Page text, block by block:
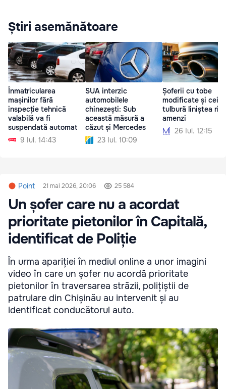
Știri asemănătoare
Înmatricularea
mașinilor fără
inspecție tehnică
valabilă va fi
suspendată automat
9 Iul. 14:43
SUA interzic
automobilele
chinezești: Sub
această măsură a
căzut și Mercedes
23 Iul. 10:09
Șoferii cu tobe
modificate și cei
tulbură liniștea
amenzi
26 Iul. 12:15
Point 21 mai 2026, 20:06 25 584
Un șofer care nu a acordat
prioritate pietonilor în Capitală,
identificat de Poliție
În urma apariției în mediul online a unor imagini
video în care un șofer nu acordă prioritate
pietonilor în traversarea străzii, polițiștii de
patrulare din Chișinău au intervenit și au
identificat conducătorul auto.